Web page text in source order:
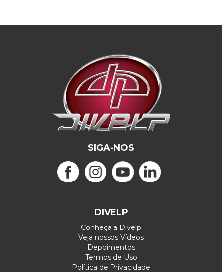
SIGA-NOS
DIVELP
Conheça a Divelp
Veja nossos Vídeos
Depoimentos
Termos de Uso
Política de Privacidade